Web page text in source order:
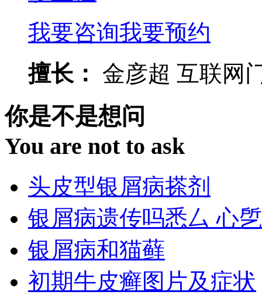
我要咨询我要预约
擅长：
金彦超 互联网
你是不是想问
You are not to ask
头皮型银屑病搽剂
银屑病遗传吗悉厶 心乺
银屑病和猫藓
初期牛皮癣图片及症状